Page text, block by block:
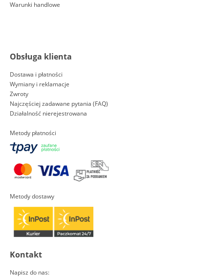
Warunki handlowe
Obsługa klienta
Dostawa i płatności
Wymiany i reklamacje
Zwroty
Najczęściej zadawane pytania (FAQ)
Działalność nierejestrowana
Metody płatności
Metody dostawy
Kontakt
Napisz do nas: